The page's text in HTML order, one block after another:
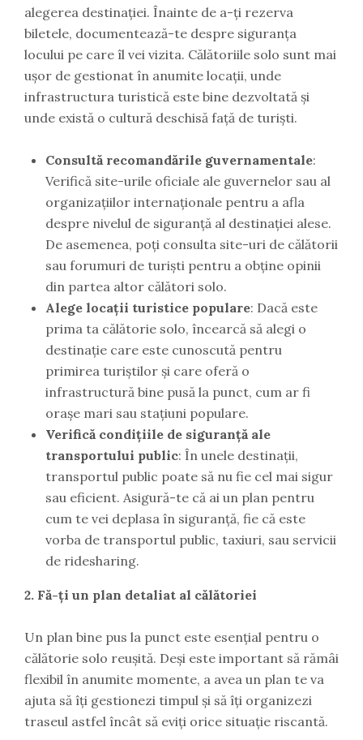
alegerea destinației. Înainte de a-ți rezerva
biletele, documentează-te despre siguranța
locului pe care îl vei vizita. Călătoriile solo sunt mai
ușor de gestionat în anumite locații, unde
infrastructura turistică este bine dezvoltată și
unde există o cultură deschisă față de turiști.
Consultă recomandările guvernamentale:
Verifică site-urile oficiale ale guvernelor sau al
organizațiilor internaționale pentru a afla
despre nivelul de siguranță al destinației alese.
De asemenea, poți consulta site-uri de călătorii
sau forumuri de turiști pentru a obține opinii
din partea altor călători solo.
Alege locații turistice populare: Dacă este
prima ta călătorie solo, încearcă să alegi o
destinație care este cunoscută pentru
primirea turiștilor și care oferă o
infrastructură bine pusă la punct, cum ar fi
orașe mari sau stațiuni populare.
Verifică condițiile de siguranță ale
transportului public: În unele destinații,
transportul public poate să nu fie cel mai sigur
sau eficient. Asigură-te că ai un plan pentru
cum te vei deplasa în siguranță, fie că este
vorba de transportul public, taxiuri, sau servicii
de ridesharing.
2. Fă-ți un plan detaliat al călătoriei
Un plan bine pus la punct este esențial pentru o
călătorie solo reușită. Deși este important să rămâi
flexibil în anumite momente, a avea un plan te va
ajuta să îți gestionezi timpul și să îți organizezi
traseul astfel încât să eviți orice situație riscantă.